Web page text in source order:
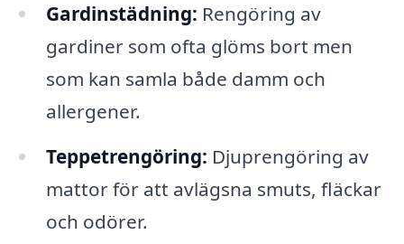
Gardinstädning: Rengöring av
gardiner som ofta glöms bort men
som kan samla både damm och
allergener.
Teppetrengöring: Djuprengöring av
mattor för att avlägsna smuts, fläckar
och odörer.